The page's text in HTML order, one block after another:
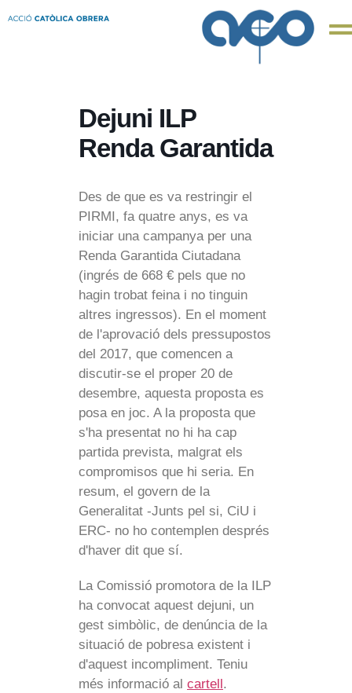
Dejuni ILP
Renda Garantida
Des de que es va restringir el
PIRMI, fa quatre anys, es va
iniciar una campanya per una
Renda Garantida Ciutadana
(ingrés de 668 € pels que no
hagin trobat feina i no tinguin
altres ingressos). En el moment
de l'aprovació dels pressupostos
del 2017, que comencen a
discutir-se el proper 20 de
desembre, aquesta proposta es
posa en joc. A la proposta que
s'ha presentat no hi ha cap
partida prevista, malgrat els
compromisos que hi seria. En
resum, el govern de la
Generalitat -Junts pel si, CiU i
ERC- no ho contemplen després
d'haver dit que sí.
La Comissió promotora de la ILP
ha convocat aquest dejuni, un
gest simbòlic, de denúncia de la
situació de pobresa existent i
d'aquest incompliment. Teniu
més informació al cartell .